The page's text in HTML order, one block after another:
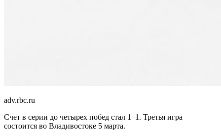
adv.rbc.ru
Счет в серии до четырех побед стал 1–1. Третья игра
состоится во Владивостоке 5 марта.